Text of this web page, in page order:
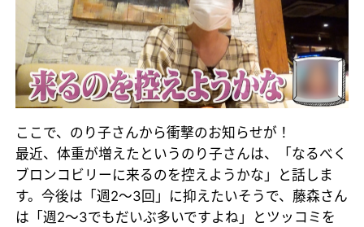
ここで、のり子さんから衝撃のお知らせが！
最近、体重が増えたというのり子さんは、「なるべく
ブロンコビリーに来るのを控えようかな」と話しま
す。今後は「週2～3回」に抑えたいそうで、藤森さん
は「週2～3でもだいぶ多いですよね」とツッコミを